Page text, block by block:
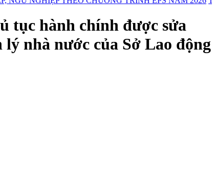
tục hành chính được sửa
nhà nước của Sở Lao động